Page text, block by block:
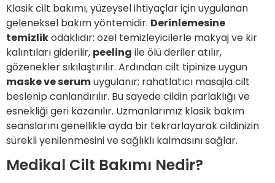
Klasik cilt bakımı, yüzeysel ihtiyaçlar için uygulanan
geleneksel bakım yöntemidir. Derinlemesine
temizlikodaklıdır: özel temizleyicilerle makyaj ve kir
kalıntıları giderilir, peeling ile ölü deriler atılır,
gözenekler sıkılaştırılır. Ardından cilt tipinize uygun
maske ve serumuygulanır; rahatlatıcı masajla cilt
beslenip canlandırılır. Bu sayede cildin parlaklığı ve
esnekliği geri kazanılır. Uzmanlarımız klasik bakım
seanslarını genellikle ayda bir tekrarlayarak cildinizin
sürekli yenilenmesini ve sağlıklı kalmasını sağlar.
Medikal Cilt Bakımı Nedir?